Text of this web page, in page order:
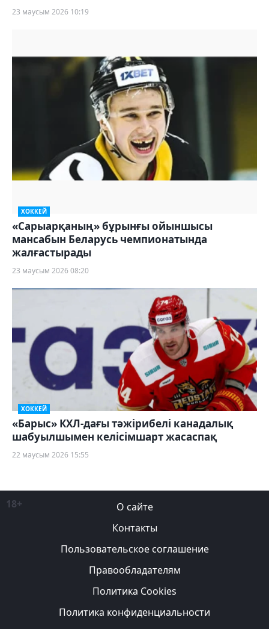
23 маусым 2026 10:19
ХОККЕЙ
«Сарыарқаның» бұрынғы ойыншысы
мансабын Беларусь чемпионатында
жалғастырады
23 маусым 2026 08:20
ХОККЕЙ
«Барыс» КХЛ-дағы тәжірибелі канадалық
шабуылшымен келісімшарт жасаспақ
22 маусым 2026 15:55
18+
О сайте
Контакты
Пользовательское соглашение
Правообладателям
Политика Cookies
Политика конфиденциальности